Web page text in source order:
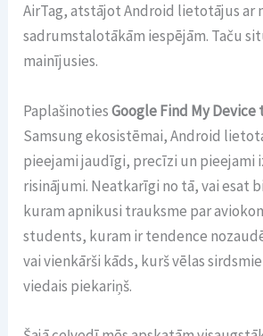
AirTag, atstājot Android lietotājus ar
sadrumstalotākām iespējām. Taču
mainījusies.
PaplašinotiesGoogle Find My
Samsung ekosistēmai, Android
pieejami jaudīgi, precīzi un pieejami
risinājumi. Neatkarīgi no tā, vai esat
kuram apnikusi trauksme par
students, kuram ir tendence
vai vienkārši kāds, kurš vēlas
viedais piekariņš.